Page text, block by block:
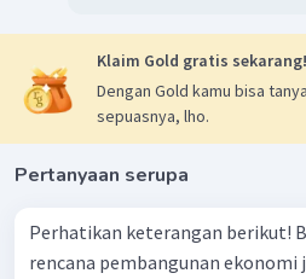
Klaim Gold gratis sekarang!
Dengan Gold kamu bisa
sepuasnya, lho.
Pertanyaan serupa
Perhatikan keterangan berikut! Bertugas membuat
rencana pembangunan ekonomi jangka